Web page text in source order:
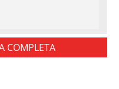
COMPLETA